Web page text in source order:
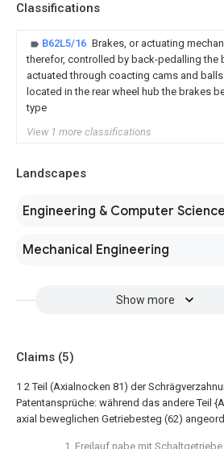
Classifications
B62L5/16 Brakes, or actuating
therefor, controlled by back-pedalling the
actuated through coacting cams and
located in the rear wheel hub the brakes
type
View 1 more classifications
Landscapes
Engineering & Computer Science
Mechanical Engineering
Show more
Claims (5)
1 2 Teil (Axialnocken 81) der
Patentansprüche: während das andere Teil
axial beweglichen Getriebesteg (62)
1. Freilauf nabe mit